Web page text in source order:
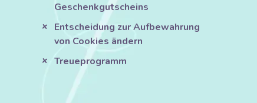
Geschenkgutscheins
Entscheidung zur Aufbewahrung
von Cookies ändern
Treueprogramm